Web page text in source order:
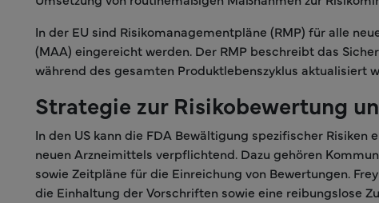
In der EU sind Risikomanagementpläne (RMP) für alle
(MAA) eingereicht werden. Der RMP beschreibt das
während des gesamten Produktlebenszyklus aktualisiert
Strategie zur Risikobewertung
In den US kann die FDA Bewältigung spezifischer
neuen Arzneimittels verpflichtend. Dazu gehören
sowie Zeitpläne für die Einreichung von Bewertungen.
die Einhaltung der Vorschriften sowie eine reibungslose